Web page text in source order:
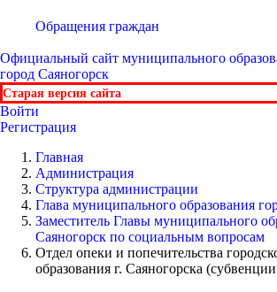
Обращения граждан
Официальный сайт муниципального
город Саяногорск
Старая версия сайта
Войти
Регистрация
Главная
Администрация
Структура администрации
Глава муниципального образования
Заместитель Главы муниципального
Саяногорск по социальным вопросам
Отдел опеки и попечительства
образования г. Саяногорска